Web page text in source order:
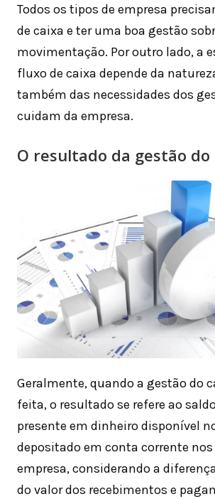
Todos os tipos de empresa
de caixa e ter uma boa gestão
movimentação. Por outro lado, a
fluxo de caixa depende da
também das necessidades dos
cuidam da empresa.
O resultado da gestão do
Geralmente, quando a gestão do
feita, o resultado se refere ao
presente em dinheiro disponível
depositado em conta corrente
empresa, considerando a
do valor dos recebimentos e